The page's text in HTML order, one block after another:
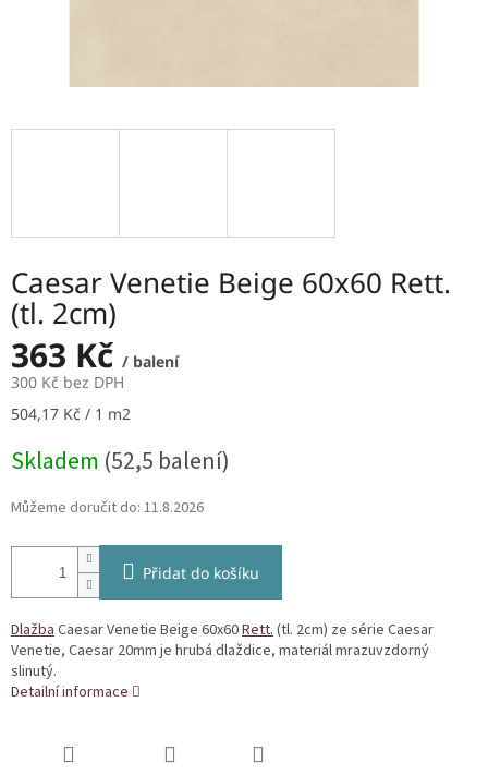
Caesar Venetie Beige 60x60 Rett.
(tl. 2cm)
363 Kč / balení
300 Kč bez DPH
Měrná
504,17 Kč / 1 m2
Skladem (52,5 balení)
Můžeme doručit do: 11.8.2026
Přidat do košíku
DlažbaCaesar Venetie Beige 60x60Rett.(tl. 2cm) ze série Caesar
Venetie, Caesar 20mm je hrubá dlaždice, materiál mrazuvzdorný
slinutý.
Detailní informace